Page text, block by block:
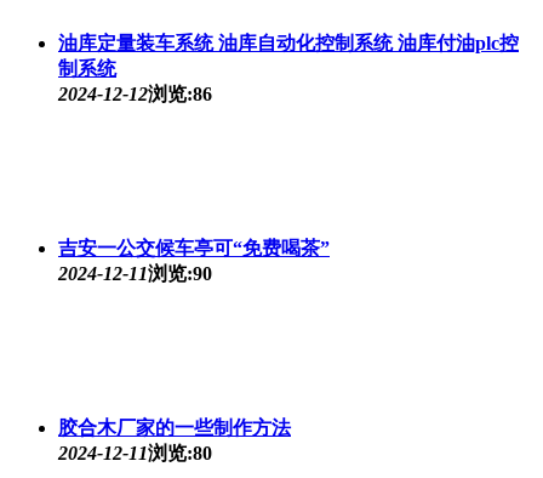
油库定量装车系统 油库自动化控制系统 油库付油plc控
制系统
2024-12-12浏览:86
吉安一公交候车亭可“免费喝茶”
2024-12-11浏览:90
胶合木厂家的一些制作方法
2024-12-11浏览:80